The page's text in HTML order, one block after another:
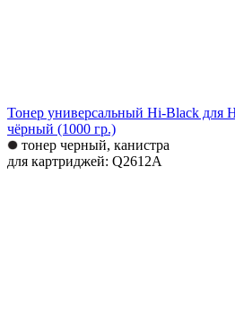
Тонер универсальный Hi-Black для
чёрный (1000 гр.)
тонер черный, канистра
для картриджей: Q2612A